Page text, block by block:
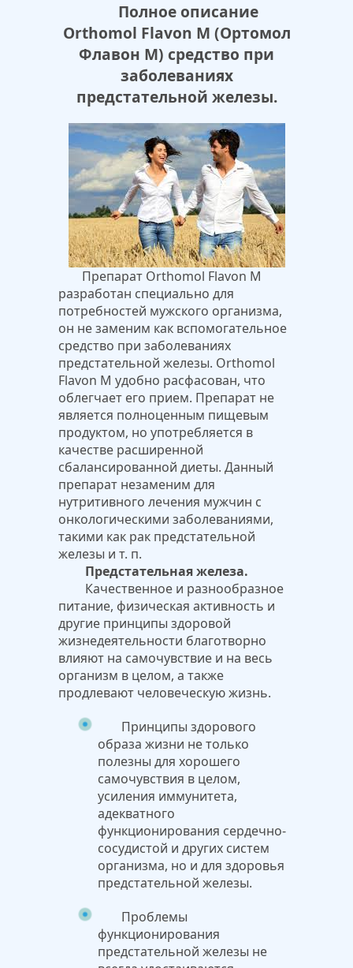
Полное описание
Orthomol Flavon M (Ортомол
Флавон М) средство при
заболеваниях
предстательной железы.
Препарат Orthomol Flavon M
разработан специально для
потребностей мужского организма,
он не заменим как вспомогательное
средство при заболеваниях
предстательной железы. Orthomol
Flavon M удобно расфасован, что
облегчает его прием. Препарат не
является полноценным пищевым
продуктом, но употребляется в
качестве расширенной
сбалансированной диеты. Данный
препарат незаменим для
нутритивного лечения мужчин с
онкологическими заболеваниями,
такими как рак предстательной
железы и т. п.
Предстательная железа.
Качественное и разнообразное
питание, физическая активность и
другие принципы здоровой
жизнедеятельности благотворно
влияют на самочувствие и на весь
организм в целом, а также
продлевают человеческую жизнь.
Принципы здорового
образа жизни не только
полезны для хорошего
самочувствия в целом,
усиления иммунитета,
адекватного
функционирования сердечно-
сосудистой и других систем
организма, но и для здоровья
предстательной железы.
Проблемы
функционирования
предстательной железы не